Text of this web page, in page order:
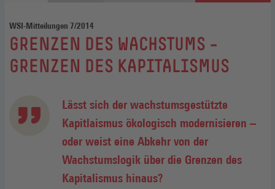
WSI-Mitteilungen 7/2014
:
GRENZEN DES WACHSTUMS –
GRENZEN DES KAPITALISMUS
Lässt sich der wachstumsgestützte
Kapitlaismus ökologisch modernisieren –
oder weist eine Abkehr von der
Wachstumslogik über die Grenzen des
Kapitalismus hinaus?